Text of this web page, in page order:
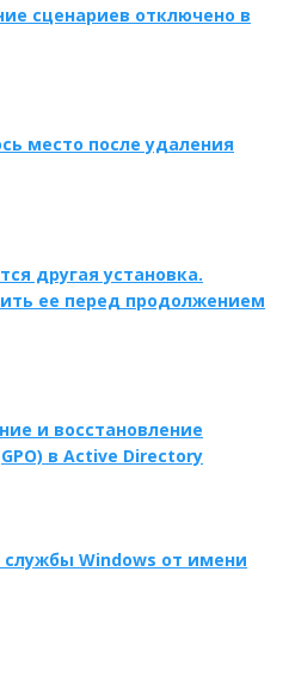
сценариев отключено в
место после удаления
другая установка.
ее перед продолжением
и восстановление
в Active Directory
службы Windows от имени